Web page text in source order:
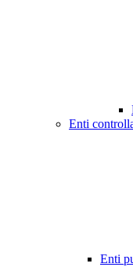
Enti
Enti